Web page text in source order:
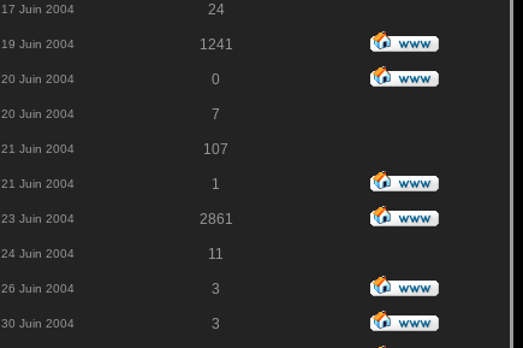
17 Juin 2004 24
19 Juin 2004 1241
20 Juin 2004 0
20 Juin 2004 7
21 Juin 2004 107
21 Juin 2004 1
23 Juin 2004 2861
24 Juin 2004 11
26 Juin 2004 3
30 Juin 2004 3